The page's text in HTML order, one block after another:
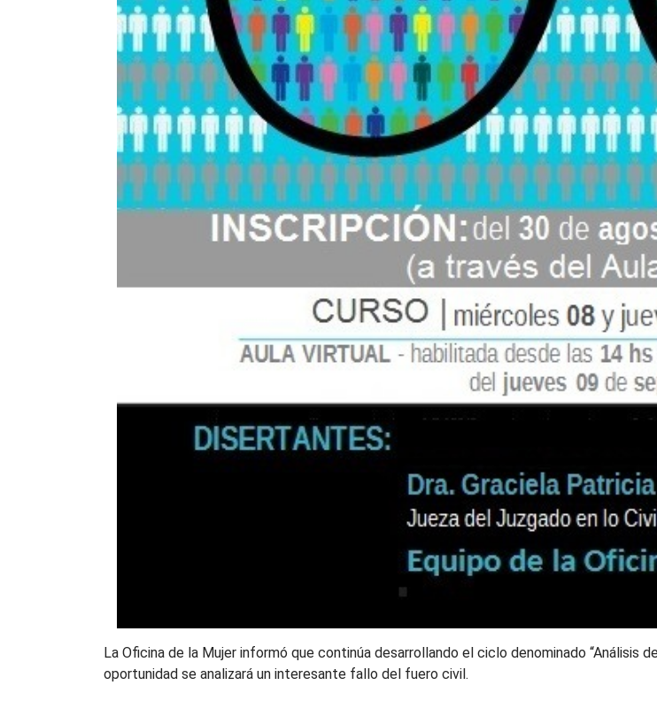
La Oficina de la Mujer informó que continúa desarrollando el ciclo denominado “Análisis
oportunidad se analizará un interesante fallo del fuero civil.